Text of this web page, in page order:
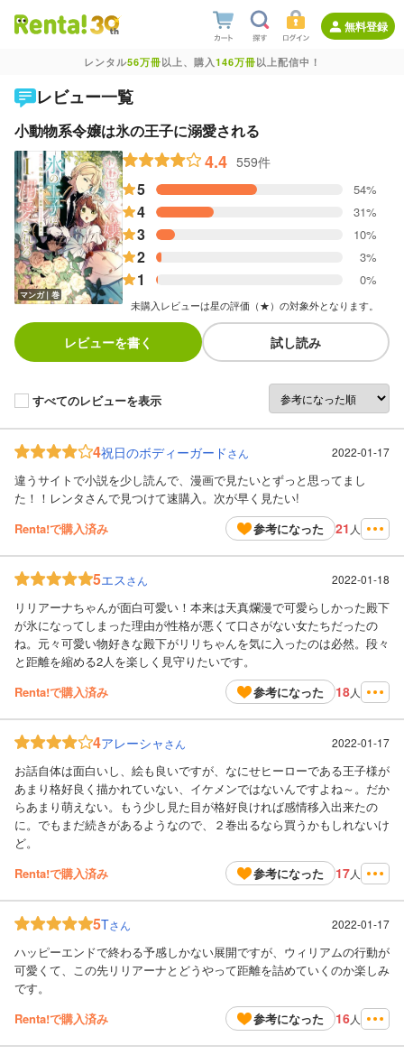
無料登録
レンタル56万冊以上、購入146万冊以上配信中！
レビュー一覧
小動物系令嬢は氷の王子に溺愛される
マンガ｜巻
4.4 559件
5 54%
4 31%
3 10%
2 3%
1 0%
未購入レビューは星の評価（★）の対象外となります。
レビューを書く 試し読み
すべてのレビューを表示
4祝日のボディーガードさん 2022-01-17
違うサイトで小説を少し読んで、漫画で見たいとずっと思ってまし
た！！レンタさんで見つけて速購入。次が早く見たい!
Renta!で購入済み
参考になった 21 人
5エスさん 2022-01-18
リリアーナちゃんが面白可愛い！本来は天真爛漫で可愛らしかった殿下
が氷になってしまった理由が性格が悪くて口さがない女たちだったの
ね。元々可愛い物好きな殿下がリリちゃんを気に入ったのは必然。段々
と距離を縮める2人を楽しく見守りたいです。
Renta!で購入済み
参考になった 18人
4アレーシャさん 2022-01-17
お話自体は面白いし、絵も良いですが、なにせヒーローである王子様が
あまり格好良く描かれていない、イケメンではないんですよね～。だか
らあまり萌えない。もう少し見た目が格好良ければ感情移入出来たの
に。でもまだ続きがあるようなので、２巻出るなら買うかもしれないけ
ど。
Renta!で購入済み
参考になった 17人
5Tさん 2022-01-17
ハッピーエンドで終わる予感しかない展開ですが、ウィリアムの行動が
可愛くて、この先リリアーナとどうやって距離を詰めていくのか楽しみ
です。
Renta!で購入済み
参考になった 16人